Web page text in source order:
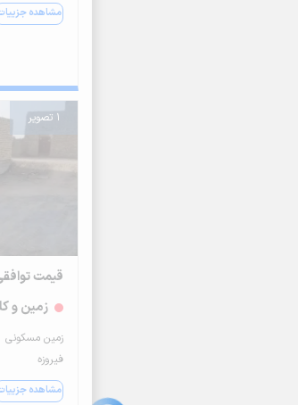
مشاهده
1 تصویر
قیمت
زمین و
زمین‌ مسکونی
فیروزه
مشاهده